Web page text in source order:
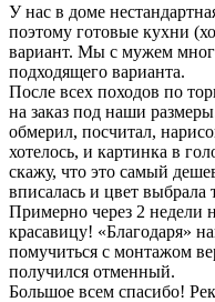
У нас в доме
поэтому готовые кухни
вариант. Мы с мужем
подходящего варианта.
После всех походов по
на заказ под наши
обмерил, посчитал,
хотелось, и картинка в
скажу, что это самый
вписалась и цвет выбрала
Примерно через 2 недели
красавицу! «Благодаря»
помучиться с монтажом
получился отменный.
Большое всем спасибо!